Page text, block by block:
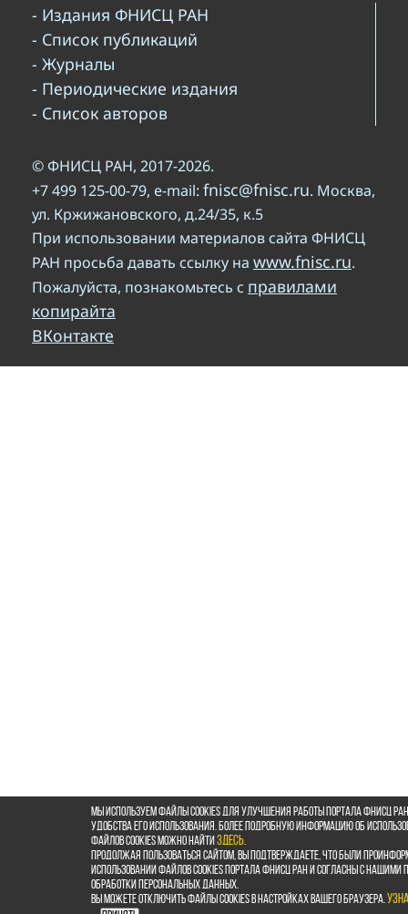
- Издания ФНИСЦ РАН
- Список публикаций
- Журналы
- Периодические издания
- Список авторов
© ФНИСЦ РАН, 2017-2026.
+7 499 125-00-79, e-mail: fnisc@fnisc.ru. Москва,
ул. Кржижановского, д.24/35, к.5
При использовании материалов сайта ФНИСЦ
РАН просьба давать ссылку на www.fnisc.ru.
Пожалуйста, познакомьтесь с правилами
копирайта
ВКонтакте
Мы используем файлы cookies для улучшения работы портала ФНИСЦ
удобства его использования. Более подробную информацию об
файлов cookies можно найтиздесь.
Продолжая пользоваться сайтом, Вы подтверждаете, что были
использовании файлов cookies портала ФНИСЦ РАН и согласны с нашими
обработки персональных данных.
Вы можете отключить файлы cookies в настройках Вашего браузера.